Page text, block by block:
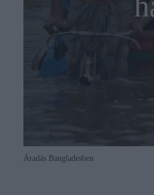
Áradás Bangladesben